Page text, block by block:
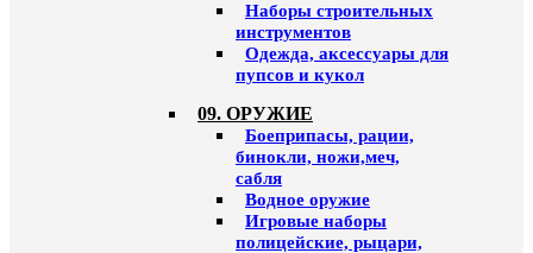
Наборы строительных
инструментов
Одежда, аксессуары для
пупсов и кукол
09. ОРУЖИЕ
Боеприпасы, рации,
бинокли, ножи,меч,
сабля
Водное оружие
Игровые наборы
полицейские, рыцари,